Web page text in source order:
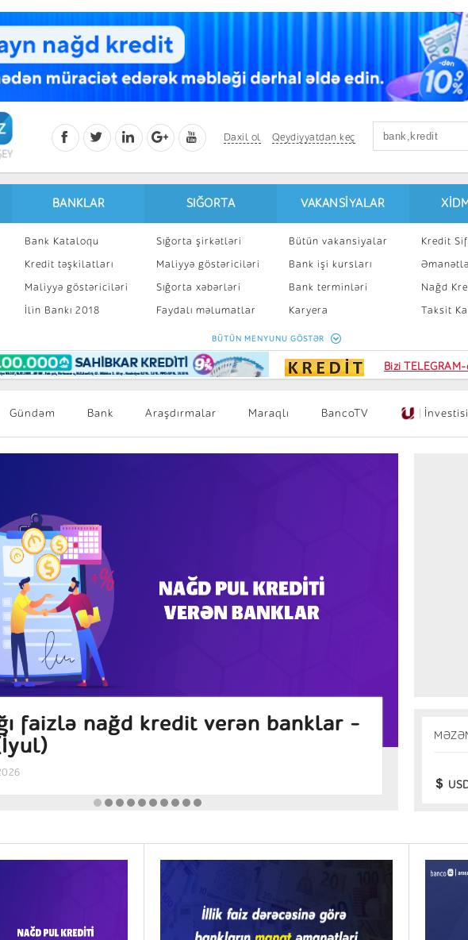
Daxil ol Qeydiyyatdan keç
BANKLAR
Bank Kataloqu
Kredit təşkilatları
Maliyyə göstəriciləri
İlin Bankı 2018
SIĞORTA
Sığorta şirkətləri
Maliyyə göstəriciləri
Sığorta xəbərləri
Faydalı məlumatlar
Sığorta kalkulyatoru
VAKANSIYALAR
Bütün vakansiyalar
Bank işi kursları
Bank terminləri
Karyera
Peşakar inkişaf
Kredit
Nağd
Taksit
Kart
BÜTÜN MENYUNU GÖSTƏR
Bizi
Gündəm Bank Araşdırmalar Maraqlı BancoTV
hansı banklarda daha
– Faizlər (Avqust 2026)